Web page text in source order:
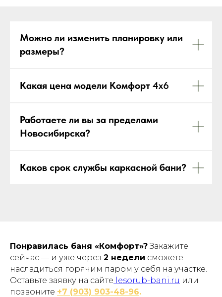
Можно ли изменить планировку или
размеры?
Какая цена модели Комфорт 4х6
Работаете ли вы за пределами
Новосибирска?
Каков срок службы каркасной бани?
Понравилась баня «Комфорт»?Закажите
сейчас — и уже через 2 недели сможете
насладиться горячим паром у себя на участке.
Оставьте заявку на сайте lesorub-bani.ru или
позвоните +7 (903) 903-48-96.